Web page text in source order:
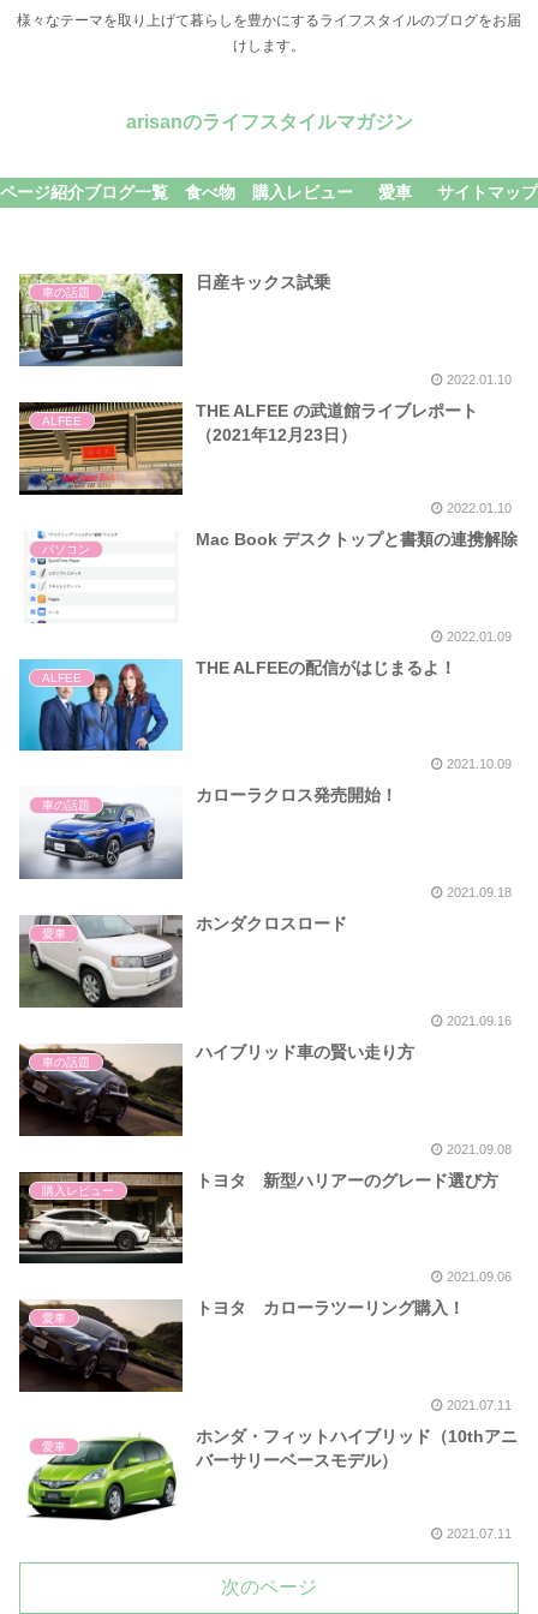
様々なテーマを取り上げて暮らしを豊かにするライフスタイルのブログをお届
けします。
arisanのライフスタイルマガジン
ページ紹介ブログ一覧 食べ物 購入レビュー 愛車 サイトマップ
車の話題
日産キックス試乗
2022.01.10
ALFEE
THE ALFEE の武道館ライブレポート
（2021年12月23日）
2022.01.10
パソコン
Mac Book デスクトップと書類の連携解除
2022.01.09
ALFEE
THE ALFEEの配信がはじまるよ！
2021.10.09
車の話題
カローラクロス発売開始！
2021.09.18
愛車
ホンダクロスロード
2021.09.16
車の話題
ハイブリッド車の賢い走り方
2021.09.08
購入レビュー
トヨタ 新型ハリアーのグレード選び方
2021.09.06
愛車
トヨタ カローラツーリング購入！
2021.07.11
愛車
ホンダ・フィットハイブリッド（10thアニ
バーサリーベースモデル）
2021.07.11
次のページ